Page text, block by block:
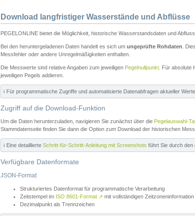
Download langfristiger Wasserstände und Abflüsse
PEGELONLINE bietet die Möglichkeit, historische Wasserstandsdaten und
Bei den heruntergeladenen Daten handelt es sich um ungeprüfte Rohdaten .
Messfehler oder andere Unregelmäßigkeiten enthalten.
Die Messwerte sind relative Angaben zum jeweiligen Pegelnullpunkt . Für
jeweiligen Pegels addieren.
ℹ️ Für programmatische Zugriffe und automatisierte Datenabfragen aktueller
Zugriff auf die Download-Funktion
Um die Daten herunterzuladen, navigieren Sie zunächst über die Pegelauswahl-
Stammdatenseite finden Sie dann die Option zum Download der historischen
ℹ️ Eine detaillierte Schritt-für-Schritt-Anleitung mit Screenshots führt Sie durch den
Verfügbare Datenformate
JSON-Format
Strukturiertes Datenformat für programmatische Verarbeitung
Zeitstempel im ISO 8601-Format ↗ mit vollständigen
Dezimalpunkt als Trennzeichen